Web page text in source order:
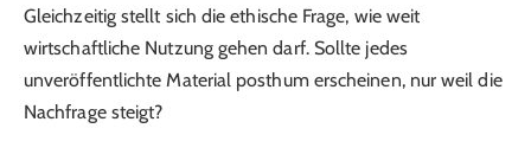
Gleichzeitig stellt sich die ethische Frage, wie weit
wirtschaftliche Nutzung gehen darf. Sollte jedes
unveröffentlichte Material posthum erscheinen, nur weil die
Nachfrage steigt?